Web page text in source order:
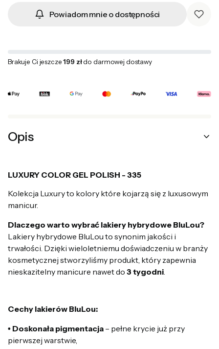
Powiadom mnie o dostępności
Brakuje Ci jeszcze199 złdo darmowej dostawy
Opis
LUXURY COLOR GEL POLISH - 335
Kolekcja Luxury to kolory które kojarzą się z luxusowym
manicur.
Dlaczego warto wybrać lakiery hybrydowe BluLou?
Lakiery hybrydowe BluLou to synonim jakości i
trwałości. Dzięki wieloletniemu doświadczeniu w branży
kosmetycznej stworzyliśmy produkt, który zapewnia
nieskazitelny manicure nawet do 3 tygodni.
Cechy lakierów BluLou:
• Doskonała pigmentacja – pełne krycie już przy
pierwszej warstwie,